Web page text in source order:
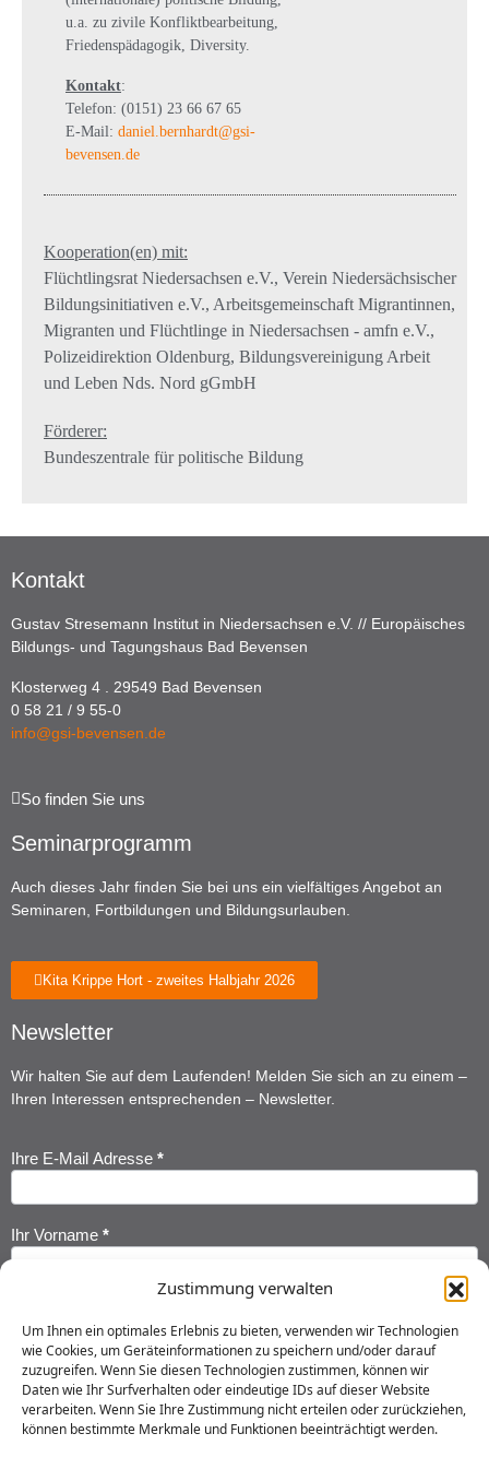
Zustimmung verwalten
Um Ihnen ein optimales Erlebnis zu bieten, verwenden wir Technologien
wie Cookies, um Geräteinformationen zu speichern und/oder darauf
zuzugreifen. Wenn Sie diesen Technologien zustimmen, können wir
Daten wie Ihr Surfverhalten oder eindeutige IDs auf dieser Website
verarbeiten. Wenn Sie Ihre Zustimmung nicht erteilen oder zurückziehen,
können bestimmte Merkmale und Funktionen beeinträchtigt werden.
u.a. zu zivile Konfliktbearbeitung,
Friedenspädagogik, Diversity.
Kontakt:
Telefon: (0151) 23 66 67 65
E-Mail: daniel.bernhardt@gsi-
bevensen.de
Kooperation(en) mit:
Flüchtlingsrat Niedersachsen e.V., Verein Niedersächsischer
Bildungsinitiativen e.V., Arbeitsgemeinschaft Migrantinnen,
Migranten und Flüchtlinge in Niedersachsen - amfn e.V.,
Polizeidirektion Oldenburg, Bildungsvereinigung Arbeit
und Leben Nds. Nord gGmbH
Förderer:
Bundeszentrale für politische Bildung
Kontakt
Gustav Stresemann Institut in Niedersachsen e.V. // Europäisches
Bildungs- und Tagungshaus Bad Bevensen
Klosterweg 4 . 29549 Bad Bevensen
0 58 21 / 9 55-0
info@gsi-bevensen.de
So finden Sie uns
Seminarprogramm
Auch dieses Jahr finden Sie bei uns ein vielfältiges Angebot an
Seminaren, Fortbildungen und Bildungsurlauben.
Kita Krippe Hort - zweites Halbjahr 2026
Newsletter
Wir halten Sie auf dem Laufenden! Melden Sie sich an zu einem –
Ihren Interessen entsprechenden – Newsletter.
Newsletter
Anmeldung
Ihre E-Mail Adresse *
Ihr Vorname *
Ich habe die Datenschutzerklärunggelesen und erkläre mich
einverstanden, dass meine Daten gespeichert werden.